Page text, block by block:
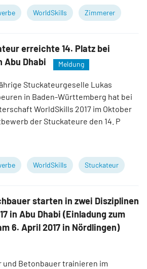
WorldSkills Zimmerer
erreichte 14. Platz bei
Abu Dhabi
Meldung
Stuckateurgeselle Lukas
in Baden-Württemberg hat bei
WorldSkills 2017 im Oktober
der Stuckateure den 14. P
WorldSkills Stuckateur
starten in zwei Disziplinen
in Abu Dhabi (Einladung zum
6. April 2017 in Nördlingen)
und Betonbauer trainieren im